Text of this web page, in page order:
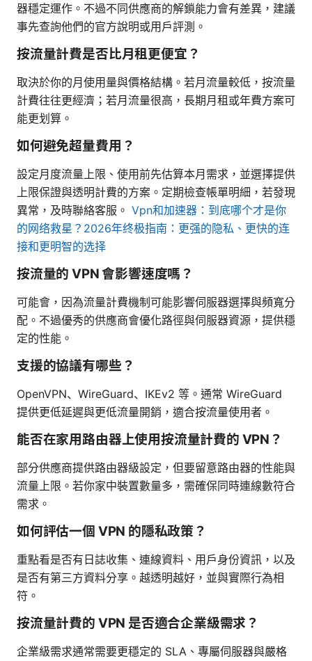
器穩定運作。不過不同供應商的解鎖能力會有差異，建議
事先查詢他們的官方說明或用戶評測。
按流量計費是否比月租更便宜？
取決於你的月使用量與價格結構。若月流量較低，按流量
計費往往更經濟；若月流量很高，長期月租或年費方案可
能更划算。
如何避免超量費用？
設定月度流量上限、使用前先估算本月需求，並選擇提供
上限保證與透明計費的方案。定期檢查帳單明細，若發現
異常，及時聯絡客服。 Vpn和加速器：到底哪个才是你
的网络救星？2026年终极指南：更强的隐私、更快的连
接和更明智的选择
按流量的 VPN 會影響速度嗎？
可能會，因為流量計費機制可能影響伺服器選擇與頻寬分
配。不過優秀的供應商會優化路徑與伺服器資源，提供穩
定的性能。
支援的協議有哪些？
OpenVPN、WireGuard、IKEv2 等。通常 WireGuard
提供更低延遲與更低流量開銷，適合按流量使用者。
能否在家用路由器上使用按流量計費的 VPN？
部分供應商提供路由器級設定，但要留意路由器的性能與
流量上限。若你家中裝置數量多，需確保同時連線數符合
需求。
如何評估一個 VPN 的隱私政策？
重點看是否有日誌收集、連線資料、用戶身份資訊，以及
是否有第三方資料分享。越透明越好，並與實際行為相
符。
按流量計費的 VPN 是否適合企業級需求？
企業級需求通常需要更穩定的 SLA、專屬伺服器與嚴格